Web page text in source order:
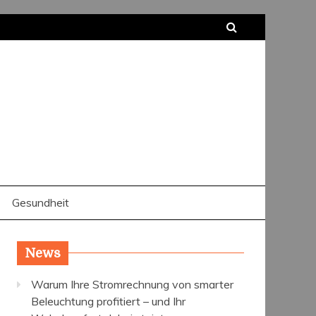
Gesundheit
News
Warum Ihre Stromrechnung von smarter
Beleuchtung profitiert – und Ihr